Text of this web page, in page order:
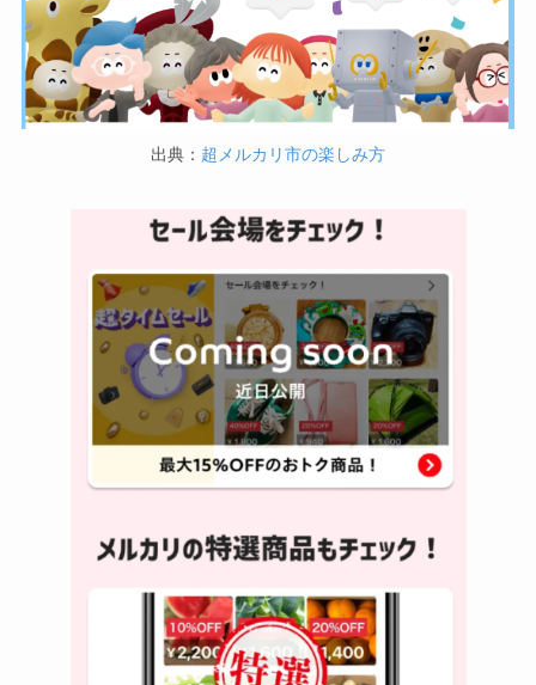
出典： 超メルカリ市の楽しみ方